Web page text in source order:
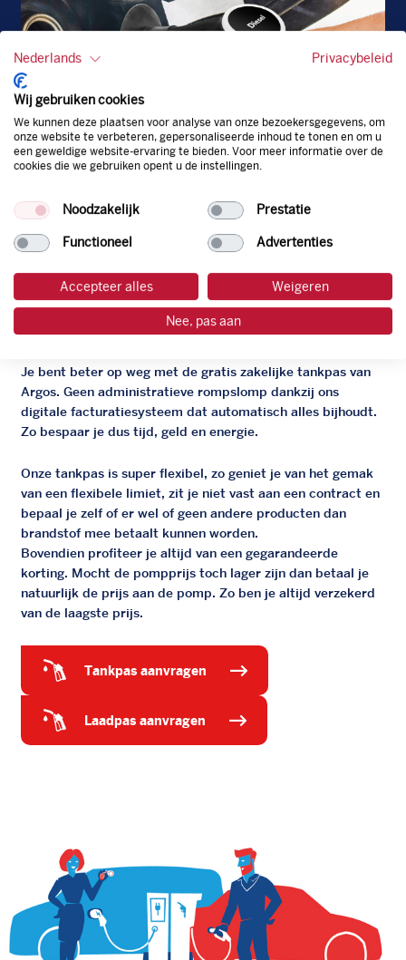
Diesel
De zakelijke Argos pas
Je bent beter op weg met de gratis zakelijke tankpas van
Argos. Geen administratieve rompslomp dankzij ons
digitale facturatiesysteem dat automatisch alles bijhoudt.
Zo bespaar je dus tijd, geld en energie.
Onze tankpas is super flexibel, zo geniet je van het gemak
van een flexibele limiet, zit je niet vast aan een contract en
bepaal je zelf of er wel of geen andere producten dan
brandstof mee betaalt kunnen worden.
Bovendien profiteer je altijd van een gegarandeerde
korting. Mocht de pompprijs toch lager zijn dan betaal je
natuurlijk de prijs aan de pomp. Zo ben je altijd verzekerd
van de laagste prijs.
tankpas aanvragen
laadpas aanvragen
Nederlands Privacybeleid
Wij gebruiken cookies
We kunnen deze plaatsen voor analyse van onze bezoekersgegevens, om
onze website te verbeteren, gepersonaliseerde inhoud te tonen en om u
een geweldige website-ervaring te bieden. Voor meer informatie over de
cookies die we gebruiken opent u de instellingen.
Noodzakelijk Prestatie
Functioneel Advertenties
Accepteer alles Weigeren
Nee, pas aan